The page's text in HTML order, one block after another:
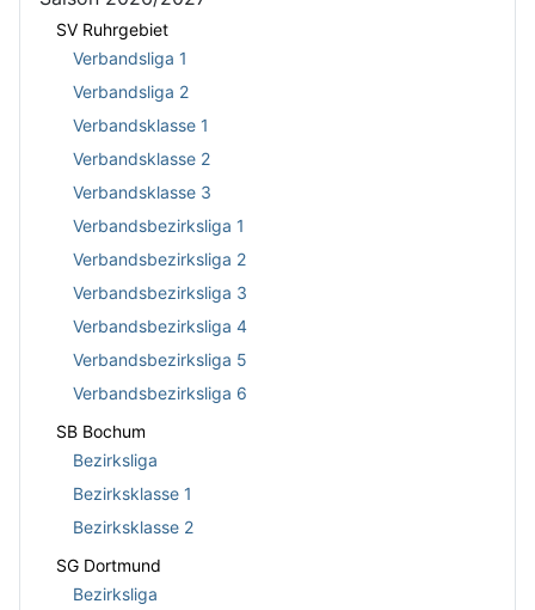
SV Ruhrgebiet
Verbandsliga 1
Verbandsliga 2
Verbandsklasse 1
Verbandsklasse 2
Verbandsklasse 3
Verbandsbezirksliga 1
Verbandsbezirksliga 2
Verbandsbezirksliga 3
Verbandsbezirksliga 4
Verbandsbezirksliga 5
Verbandsbezirksliga 6
SB Bochum
Bezirksliga
Bezirksklasse 1
Bezirksklasse 2
SG Dortmund
Bezirksliga